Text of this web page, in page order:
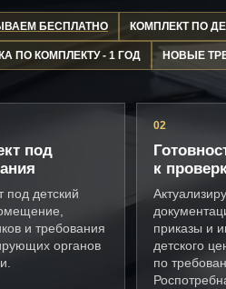
БЕСПЛАТНО КОМПЛЕКТ ПО
ПО КОМПЛЕКТУ - 1 ГОД НОВЫЕ
под
под детский
и требования
органов
02
к
приказы и
детского
по